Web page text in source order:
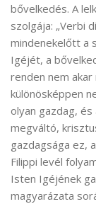
bővelkedés. A
szolgája: „Verbi
mindenekelőtt a
Igéjét, a
renden nem akar
különösképpen
olyan gazdag,
megváltó,
gazdagsága ez,
Filippi levél
Isten Igéjének
magyarázata